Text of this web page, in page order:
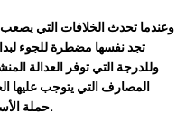
وعندما تحدث الخلافات التي
تجد نفسها مضطرة للجوء
وللدرجة التي توفر العدالة
المصارف التي يتوجب عليها
حملة الأسهم وغيرهم من المستثمرين المتعددين.